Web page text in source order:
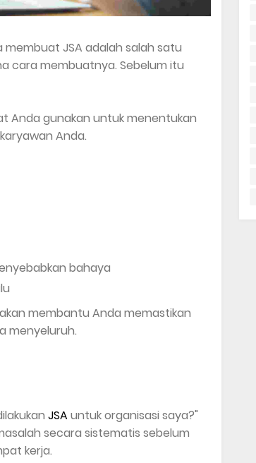
JSA adalah salah satu
cara membuatnya. Sebelum itu
Anda gunakan untuk menentukan
Anda.
bahaya
membantu Anda memastikan
menyeluruh.
JSAuntuk organisasi saya?"
secara sistematis sebelum
kerja.